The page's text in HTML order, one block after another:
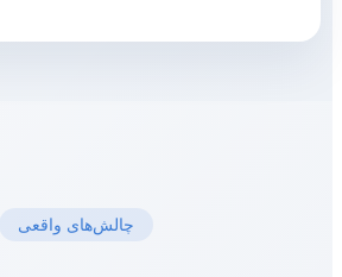
چالش‌های واقعی